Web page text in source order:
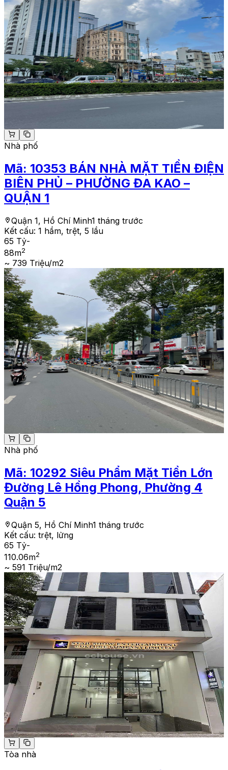
Nhà phố
Mã: 10353 BÁN NHÀ MẶT TIỀN ĐIỆN
BIÊN PHỦ – PHƯỜNG ĐA KAO –
QUẬN 1
Quận 1, Hồ Chí Minh1 tháng trước
Kết cấu: 1 hầm, trệt, 5 lầu
65 Tỷ-
88m2
~ 739 Triệu/m2
Nhà phố
Mã: 10292 Siêu Phẩm Mặt Tiền Lớn
Đường Lê Hồng Phong, Phường 4
Quận 5
Quận 5, Hồ Chí Minh1 tháng trước
Kết cấu: trệt, lửng
65 Tỷ-
110.06m2
~ 591 Triệu/m2
Tòa nhà